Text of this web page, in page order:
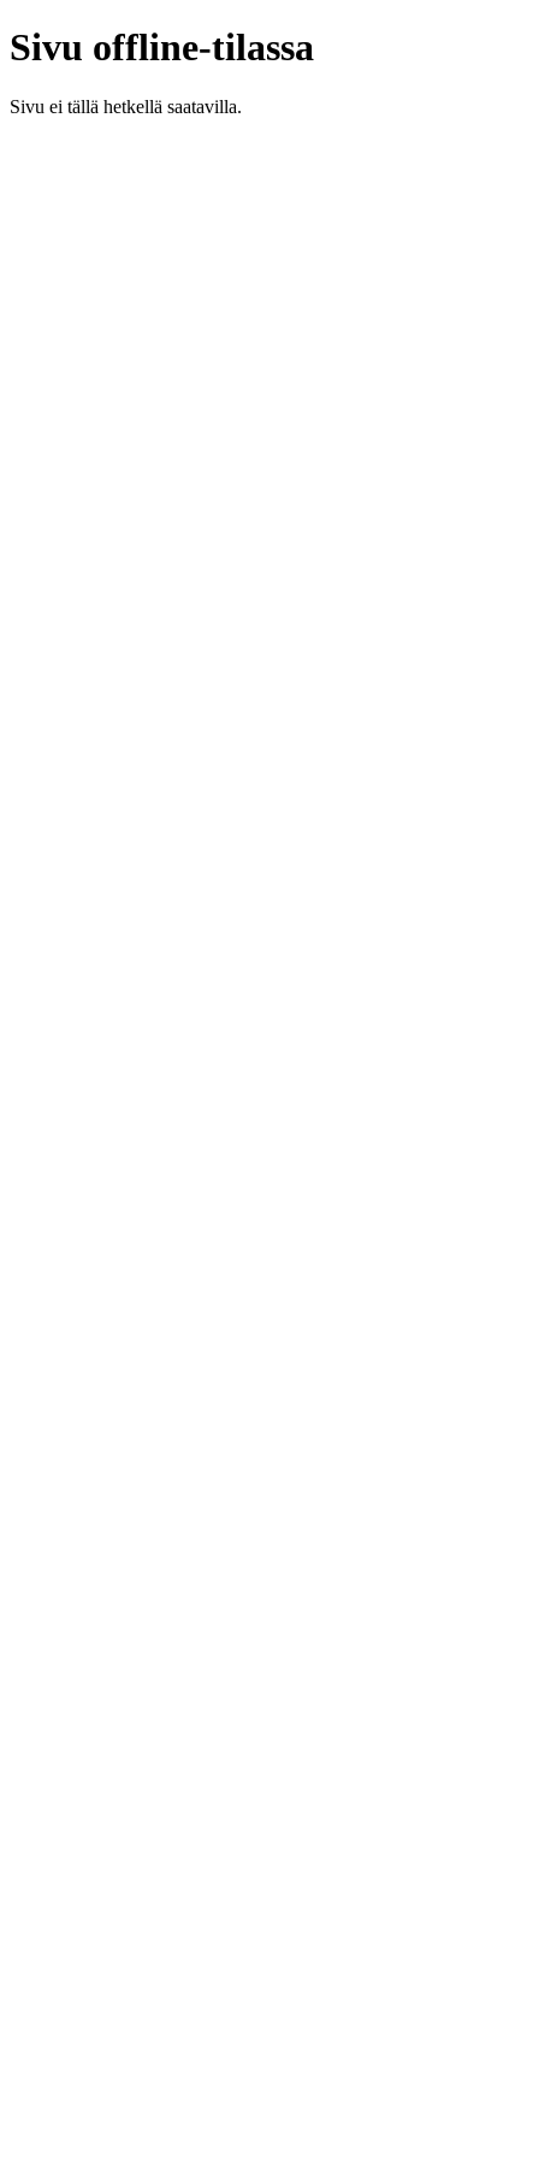
Sivu offline-tilassa
Sivu ei tällä hetkellä saatavilla.